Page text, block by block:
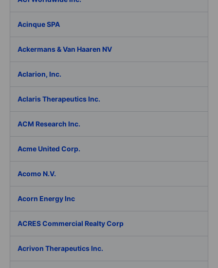
Acinque SPA
Ackermans & Van Haaren NV
Aclarion, Inc.
Aclaris Therapeutics Inc.
ACM Research Inc.
Acme United Corp.
Acomo N.V.
Acorn Energy Inc
ACRES Commercial Realty Corp
Acrivon Therapeutics Inc.